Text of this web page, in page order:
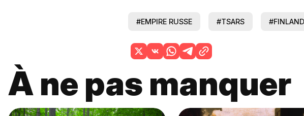
#EMPIRE RUSSE #TSARS
À ne pas manquer